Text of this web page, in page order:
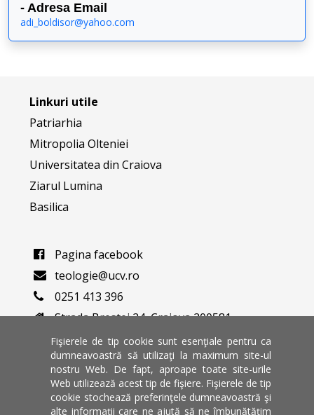
- Adresa Email
adi_boldisor@yahoo.com
Fişierele de tip cookie sunt esenţiale pentru ca
dumneavoastră să utilizaţi la maximum site-ul
nostru Web. De fapt, aproape toate site-urile
Web utilizează acest tip de fişiere. Fişierele de tip
cookie stochează preferinţele dumneavoastră şi
alte informaţii care ne ajută să ne îmbunătăţim
Linkuri utile
Patriarhia
Mitropolia Olteniei
Universitatea din Craiova
Ziarul Lumina
Basilica
Pagina facebook
teologie@ucv.ro
0251 413 396
Strada Brestei 24, Craiova 200581
Varianta veche a website-ului
Universitate de stat din Craiova
Dolj, Romania